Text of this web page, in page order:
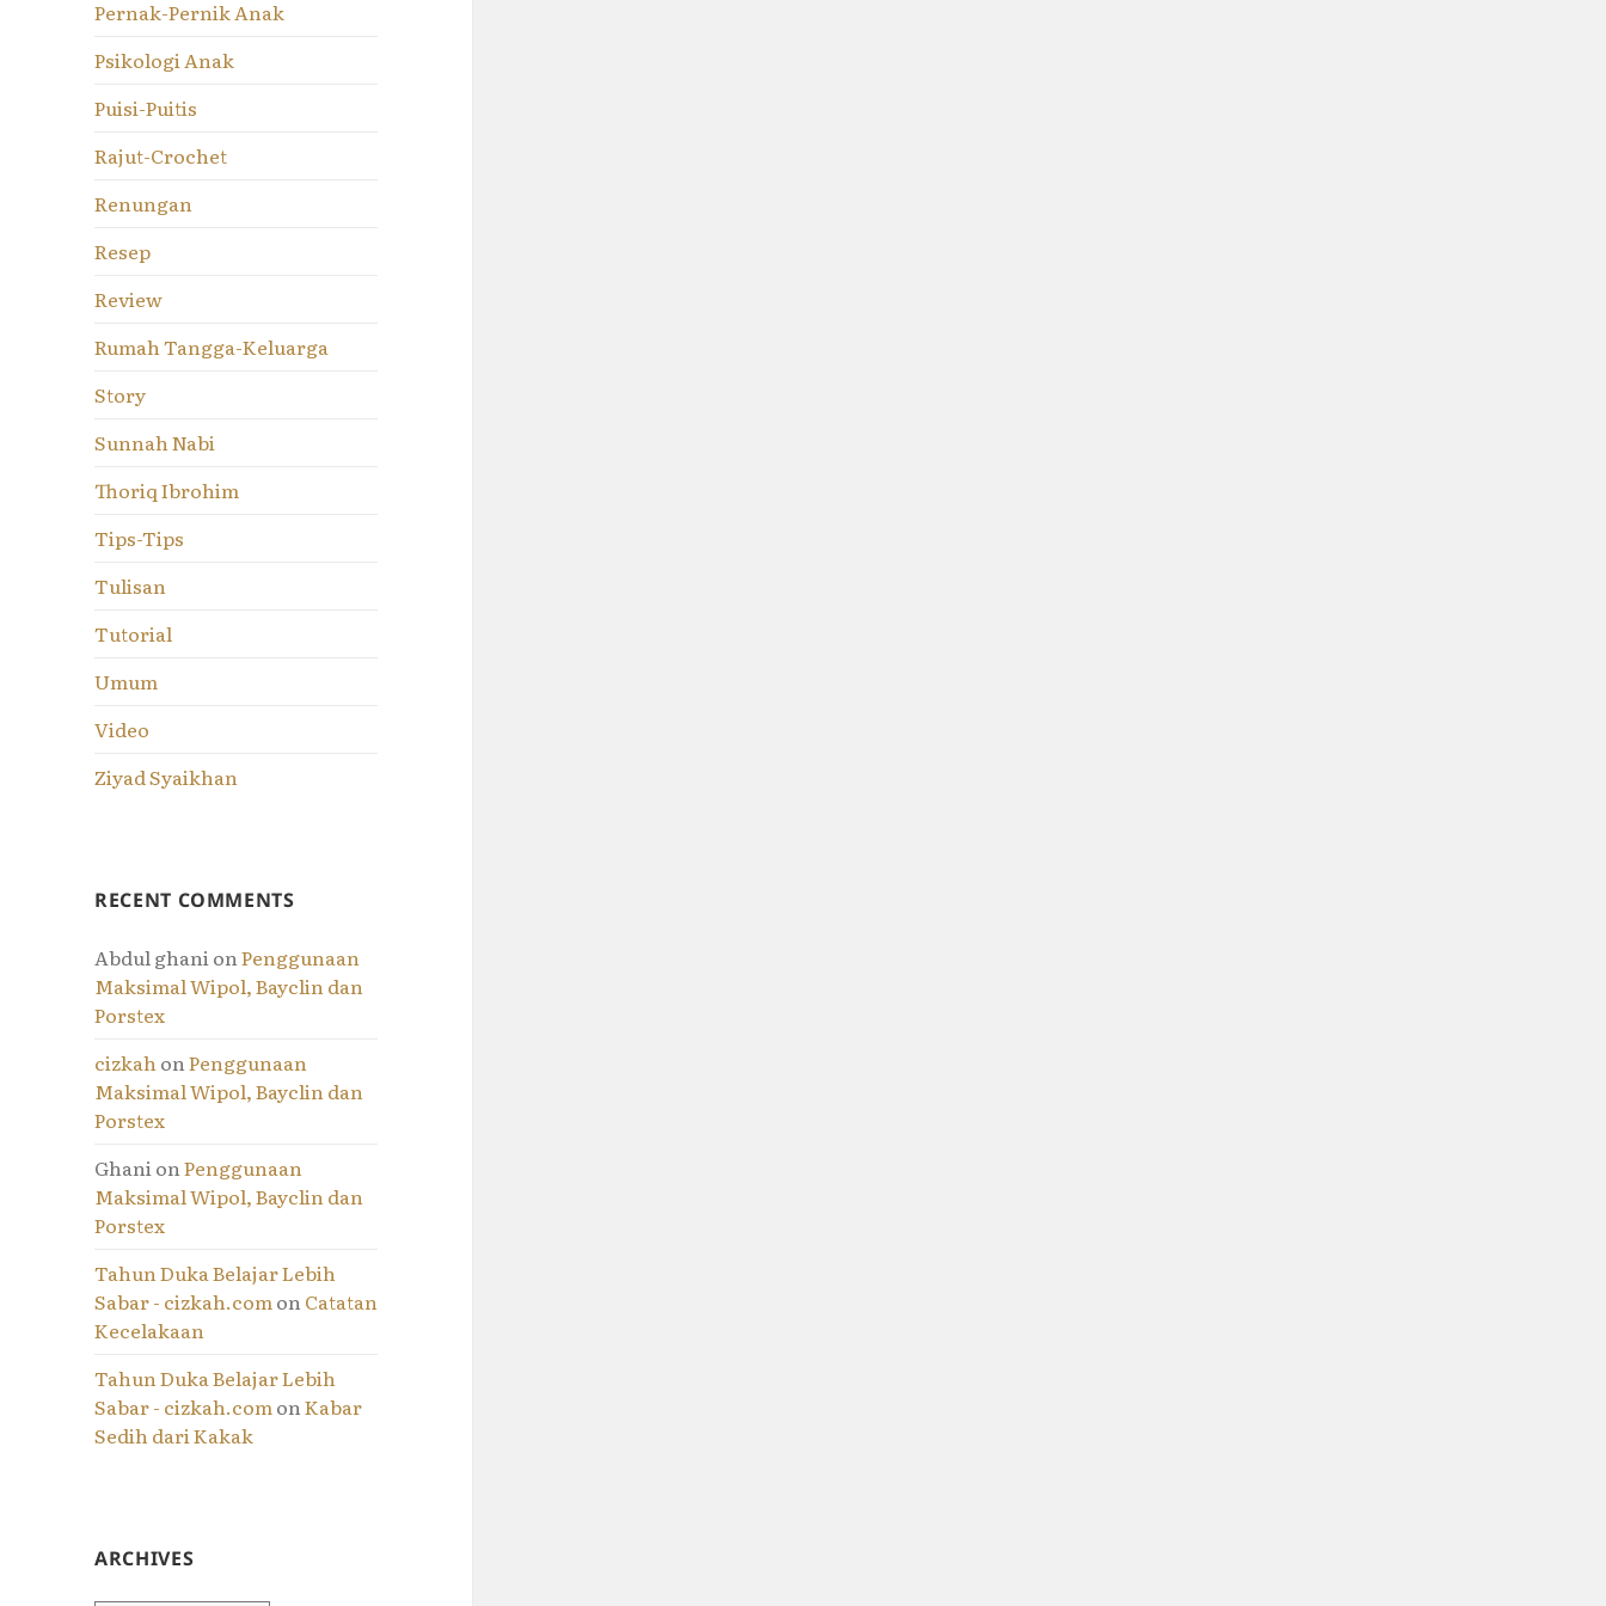
Pernak-Pernik Anak
Psikologi Anak
Puisi-Puitis
Rajut-Crochet
Renungan
Resep
Review
Rumah Tangga-Keluarga
Story
Sunnah Nabi
Thoriq Ibrohim
Tips-Tips
Tulisan
Tutorial
Umum
Video
Ziyad Syaikhan
RECENT COMMENTS
Abdul ghanionPenggunaan
Maksimal Wipol, Bayclin dan
Porstex
cizkahonPenggunaan
Maksimal Wipol, Bayclin dan
Porstex
GhanionPenggunaan
Maksimal Wipol, Bayclin dan
Porstex
Tahun Duka Belajar Lebih
Sabar - cizkah.comonCatatan
Kecelakaan
Tahun Duka Belajar Lebih
Sabar - cizkah.comonKabar
Sedih dari Kakak
ARCHIVES